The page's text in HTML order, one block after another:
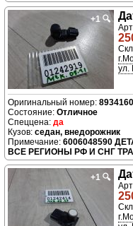
+1 🔍
ул.
Отличное
да
седан, внедорожник
6006048590
ВСЕ РЕГИОНЫ РФ И СНГ
+1 🔍